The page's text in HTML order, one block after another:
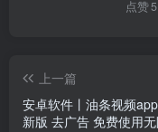
点赞5
上一篇
安卓软件丨油条视频
新版 去广告 免费使用